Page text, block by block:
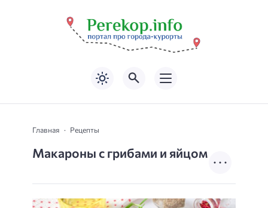
Главная Рецепты
Макароны с грибами и яйцом